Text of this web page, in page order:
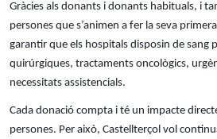
Gràcies als donants i donants habituals, i
persones que s’animen a fer la seva
garantir que els hospitals disposin de sang
quirúrgiques, tractaments oncològics,
necessitats assistencials.
Cada donació compta i té un impacte
persones. Per això, Castellterçol vol